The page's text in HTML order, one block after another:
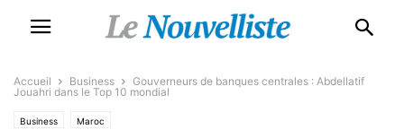
Accueil Business
Gouverneurs de banques centrales : Abdellatif
Jouahri dans le Top 10 mondial
Business Maroc